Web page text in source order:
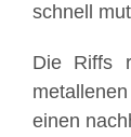
schnell
Die Riffs
einen